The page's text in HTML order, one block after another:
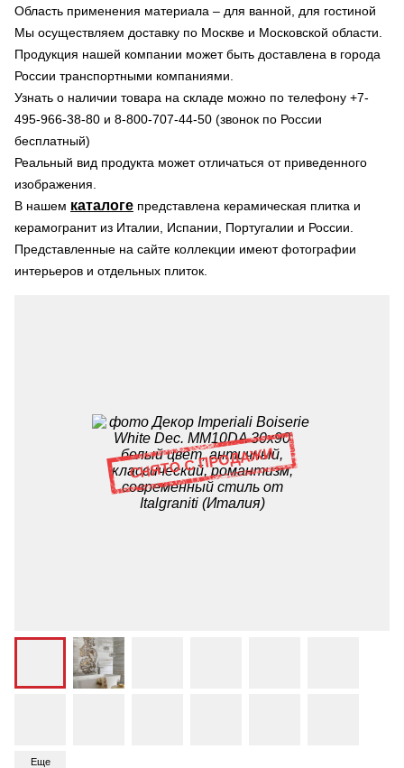
Область применения материала – для ванной, для гостиной
Мы осуществляем доставку по Москве и Московской области.
Продукция нашей компании может быть доставлена в города
России транспортными компаниями.
Узнать о наличии товара на складе можно по телефону +7-
495-966-38-80 и 8-800-707-44-50 (звонок по России
бесплатный)
Реальный вид продукта может отличаться от приведенного
изображения.
В нашем каталоге представлена керамическая плитка и
керамогранит из Италии, Испании, Португалии и России.
Представленные на сайте коллекции имеют фотографии
интерьеров и отдельных плиток.
Еще